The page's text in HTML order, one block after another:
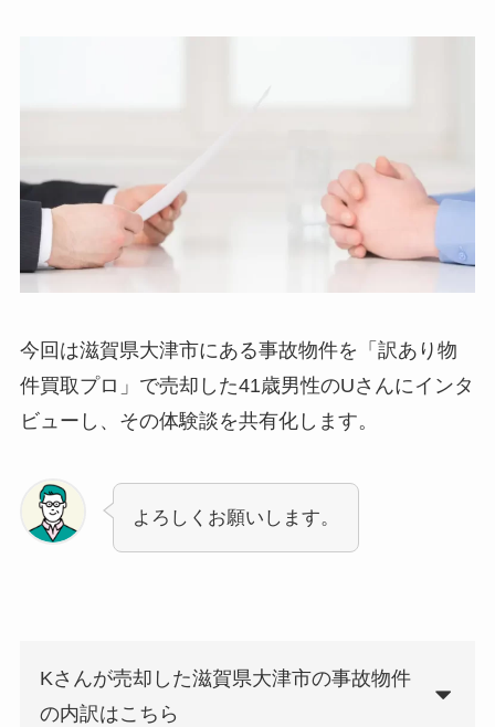
今回は滋賀県大津市にある事故物件を「訳あり物
件買取プロ」で売却した41歳男性のUさんにインタ
ビューし、その体験談を共有化します。
よろしくお願いします。
Kさんが売却した滋賀県大津市の事故物件
の内訳はこちら